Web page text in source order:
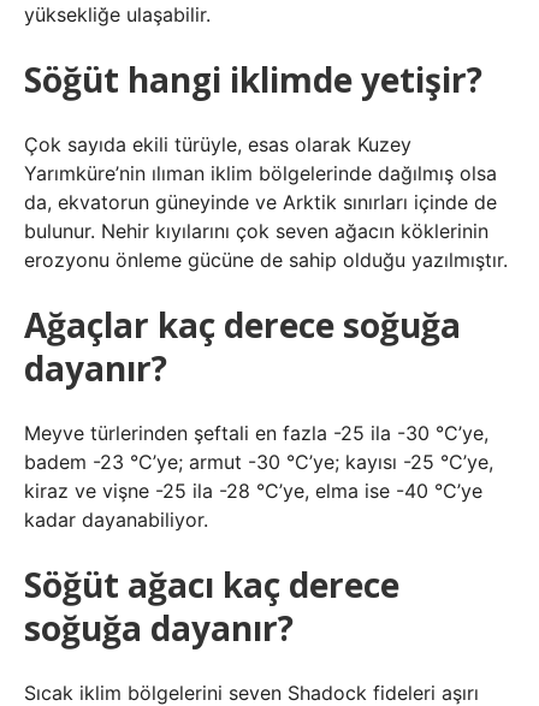
yüksekliğe ulaşabilir.
Söğüt hangi iklimde yetişir?
Çok sayıda ekili türüyle, esas olarak Kuzey
Yarımküre’nin ılıman iklim bölgelerinde dağılmış olsa
da, ekvatorun güneyinde ve Arktik sınırları içinde de
bulunur. Nehir kıyılarını çok seven ağacın köklerinin
erozyonu önleme gücüne de sahip olduğu yazılmıştır.
Ağaçlar kaç derece soğuğa
dayanır?
Meyve türlerinden şeftali en fazla -25 ila -30 °C’ye,
badem -23 °C’ye; armut -30 °C’ye; kayısı -25 °C’ye,
kiraz ve vişne -25 ila -28 °C’ye, elma ise -40 °C’ye
kadar dayanabiliyor.
Söğüt ağacı kaç derece
soğuğa dayanır?
Sıcak iklim bölgelerini seven Shadock fideleri aşırı